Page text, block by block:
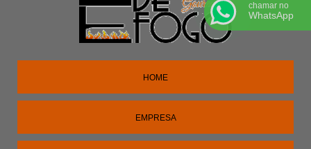
CHURRASQUEIRA PARA APARTAMENTO À CARVÃO
CHURRASQUEIRA PARA APARTAMENTO ELÉTRICA
COIFA COM PINTURA ELETROSTÁTICA PRETA
COIFA DE INOX PARA CHURRASQUEIRA
HOME
EMPRESA
chamar no
WhatsApp